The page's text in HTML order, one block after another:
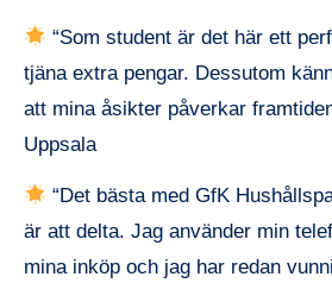
“Som student är det här ett
tjäna extra pengar. Dessutom
att mina åsikter påverkar
Uppsala
“Det bästa med GfK
är att delta. Jag använder min
mina inköp och jag har redan